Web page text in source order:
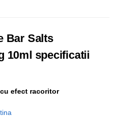
Bar Salts
10ml specificatii
efect racoritor